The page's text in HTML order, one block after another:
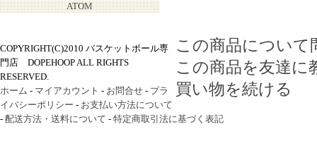
ATOM
この商品について
この商品を友達に
買い物を続ける
COPYRIGHT(C)2010 バスケットボール専
門店 DOPEHOOP ALL RIGHTS
RESERVED.
ホーム - マイアカウント - お問合せ - プラ
イバシーポリシー - お支払い方法について
- 配送方法・送料について - 特定商取引法に基づく表記